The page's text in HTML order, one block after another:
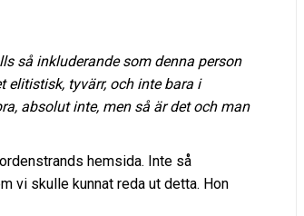
så inkluderande som denna person
elitistisk, tyvärr, och inte bara i
absolut inte, men så är det och man
hemsida. Inte så
vi skulle kunnat reda ut detta. Hon